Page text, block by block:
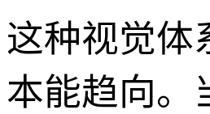
这种视觉体
本能趋向。